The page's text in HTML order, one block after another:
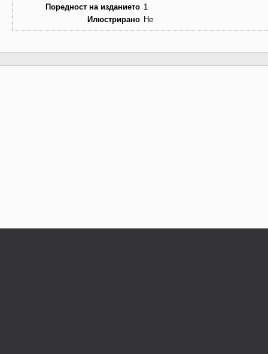
Поредност на изданието 1
Илюстрирано Не